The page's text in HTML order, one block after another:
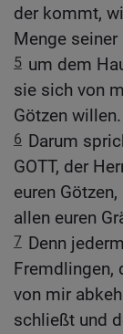
der kommt,
Menge seiner
5 um dem
sie sich von
Götzen willen.
6 Darum
GOTT, der
euren
allen euren
7 Denn
Fremdlingen,
von mir
schließt und